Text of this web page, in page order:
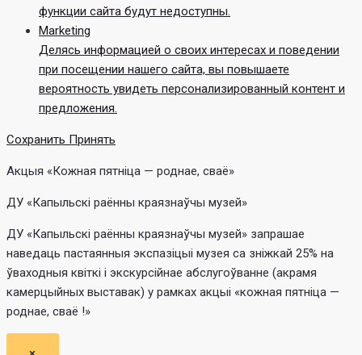
функции сайта будут недоступны.
Marketing
Делясь информацией о своих интересах и поведении
при посещении нашего сайта, вы повышаете
вероятность увидеть персонализированный контент и
предложения.
Сохранить Принять
Акцыя «Кожная пятніца — роднае, сваё»
ДУ «Капыльскі раённы краязнаўчы музей»
ДУ «Капыльскі раённы краязнаўчы музей» запрашае
наведаць пастаянныя экспазіцыі музея са зніжкай 25% на
ўваходныя квіткі і экскурсійнае абслугоўванне (акрамя
камерцыйных выставак) у рамках акцыі «кожная пятніца —
роднае, сваё !»